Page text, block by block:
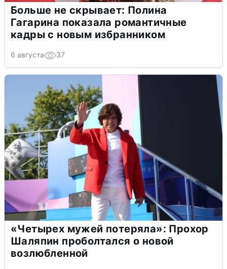
Больше не скрывает: Полина
Гагарина показала романтичные
кадры с новым избранником
6 августа 37
«Четырех мужей потеряла»: Прохор
Шаляпин проболтался о новой
возлюбленной